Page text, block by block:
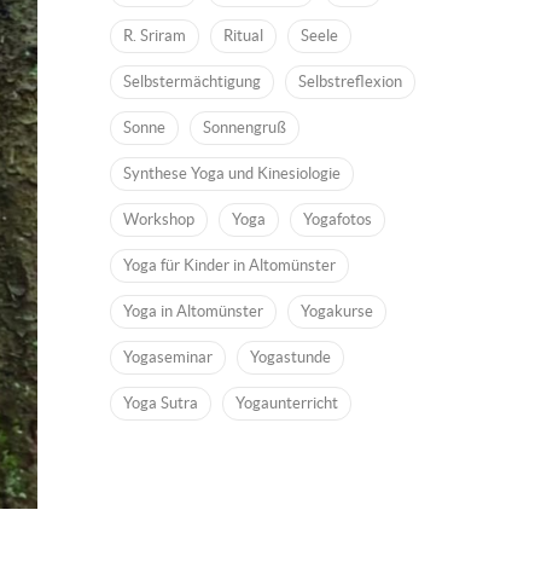
R. Sriram Ritual Seele
Selbstermächtigung Selbstreflexion
Sonne Sonnengruß
Synthese Yoga und Kinesiologie
Workshop Yoga Yogafotos
Yoga für Kinder in Altomünster
Yoga in Altomünster Yogakurse
Yogaseminar Yogastunde
Yoga Sutra Yogaunterricht